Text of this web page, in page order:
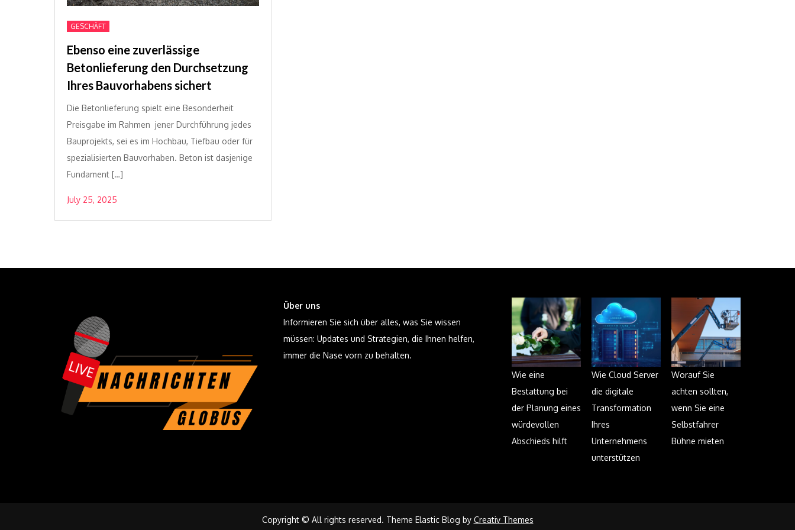
GESCHÄFT
Ebenso eine zuverlässige
Betonlieferung den Durchsetzung
Ihres Bauvorhabens sichert
Die Betonlieferung spielt eine Besonderheit
Preisgabe im Rahmen jener Durchführung jedes
Bauprojekts, sei es im Hochbau, Tiefbau oder für
spezialisierten Bauvorhaben. Beton ist dasjenige
Fundament […]
July 25, 2025
Über uns
Informieren Sie sich über alles, was Sie wissen
müssen: Updates und Strategien, die Ihnen helfen,
immer die Nase vorn zu behalten.
Wie eine
Bestattung bei
der Planung eines
würdevollen
Abschieds hilft
Wie Cloud Server
die digitale
Transformation
Ihres
Unternehmens
unterstützen
Worauf Sie
achten sollten,
wenn Sie eine
Selbstfahrer
Bühne mieten
Copyright © All rights reserved. Theme Elastic Blog by Creativ Themes